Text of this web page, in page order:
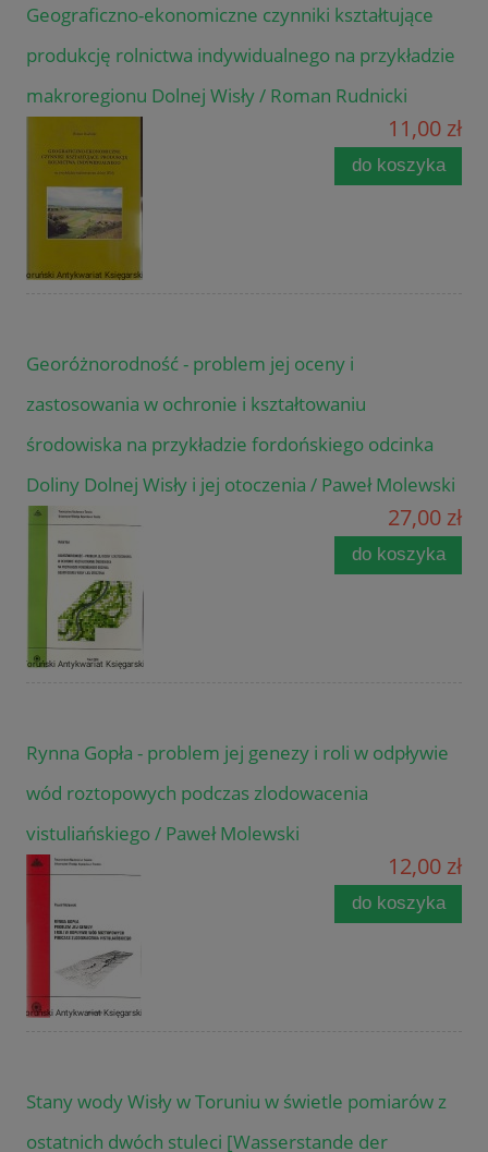
Geograficzno-ekonomiczne czynniki kształtujące
produkcję rolnictwa indywidualnego na przykładzie
makroregionu Dolnej Wisły / Roman Rudnicki
11,00 zł
do koszyka
Georóżnorodność - problem jej oceny i
zastosowania w ochronie i kształtowaniu
środowiska na przykładzie fordońskiego odcinka
Doliny Dolnej Wisły i jej otoczenia / Paweł Molewski
27,00 zł
do koszyka
Rynna Gopła - problem jej genezy i roli w odpływie
wód roztopowych podczas zlodowacenia
vistuliańskiego / Paweł Molewski
12,00 zł
do koszyka
Stany wody Wisły w Toruniu w świetle pomiarów z
ostatnich dwóch stuleci [Wasserstande der